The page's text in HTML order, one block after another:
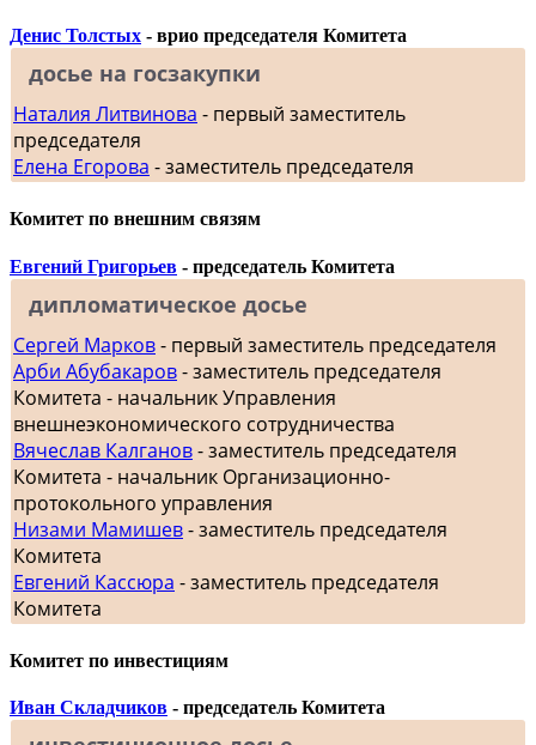
Денис Толстых - врио председателя Комитета
досье на госзакупки
Наталия Литвинова - первый заместитель
председателя
Елена Егорова - заместитель председателя
Комитет по внешним связям
Евгений Григорьев - председатель Комитета
дипломатическое досье
Сергей Марков- первый заместитель председателя
Арби Абубакаров- заместитель председателя
Комитета - начальник Управления
внешнеэкономического сотрудничества
Вячеслав Калганов- заместитель председателя
Комитета - начальник Организационно-
протокольного управления
Низами Мамишев- заместитель председателя
Комитета
Евгений Кассюра - заместитель председателя
Комитета
Комитет по инвестициям
Иван Складчиков - председатель Комитета